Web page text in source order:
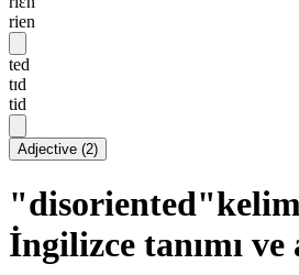
rien
ted
tɪd
tid
Adjective (2)
İngilizce tanımı ve